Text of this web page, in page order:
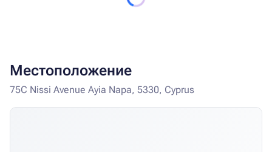
Местоположение
75C Nissi Avenue Ayia Napa, 5330, Cyprus